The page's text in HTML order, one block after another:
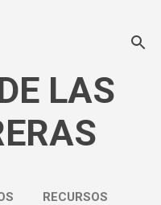
LAS
RECURSOS